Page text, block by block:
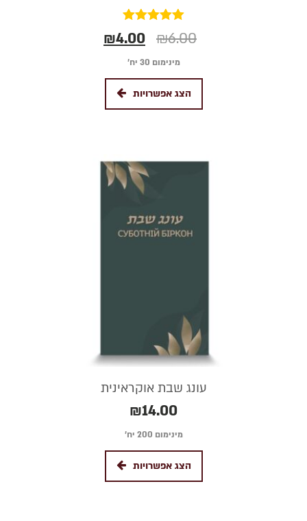
5.00
₪6.00
₪4.00
מינימום 30 יח׳
הצג אפשרויות
עונג שבת אוקראינית
₪14.00
מינימום 200 יח׳
הצג אפשרויות